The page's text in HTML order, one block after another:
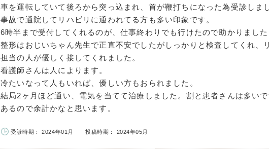
車を運転していて後ろから突っ込まれ、首が鞭打ちになった為受診しま
事故で通院してリハビリに通われてる方も多い印象です。
6時半まで受付してくれるのが、仕事終わりでも行けたので助かりまし
整形はおじいちゃん先生で正直不安でしたがしっかりと検査してくれ、
担当の人が優しく接してくれました。
看護師さんは人によります。
冷たいなって人もいれば、優しい方もおられました。
結局2ヶ月ほど通い、電気を当てて治療しました。割と患者さんは多い
あるので余計かなと思います。
受診時期： 2024年01月 投稿時期： 2024年05月